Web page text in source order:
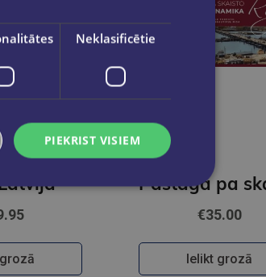
€35.00
Ielikt grozā
Neklasificētie
PIEKRIST VISIEM